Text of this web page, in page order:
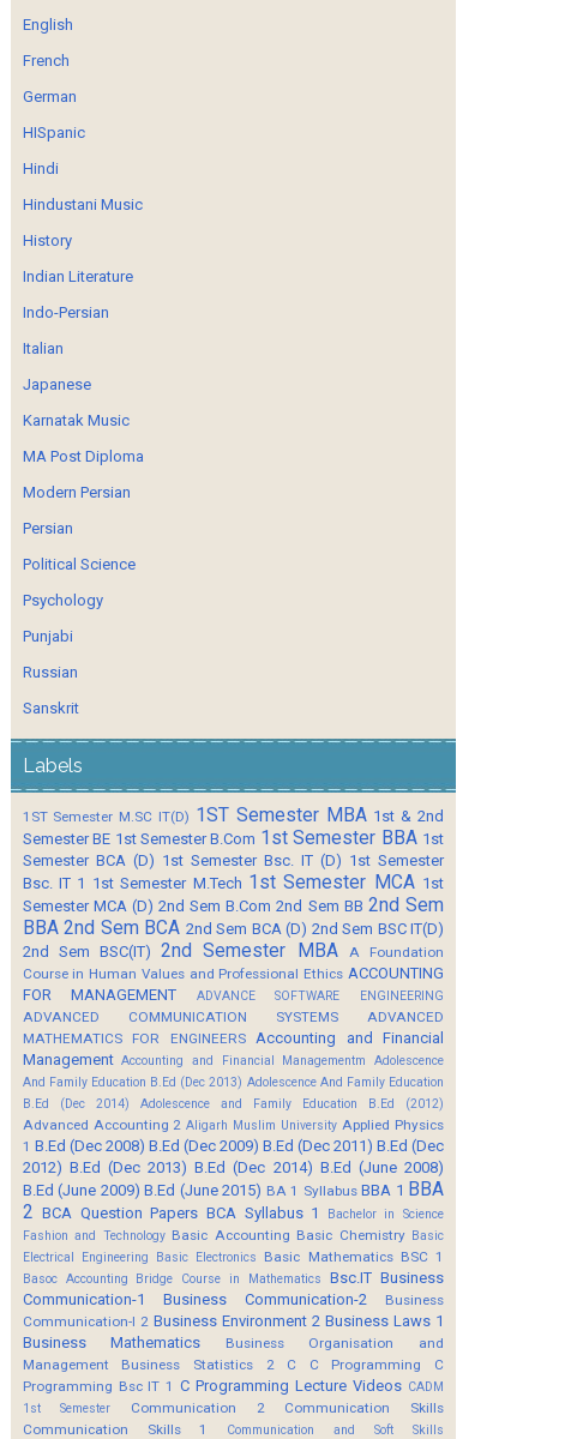
English
French
German
HISpanic
Hindi
Hindustani Music
History
Indian Literature
Indo-Persian
Italian
Japanese
Karnatak Music
MA Post Diploma
Modern Persian
Persian
Political Science
Psychology
Punjabi
Russian
Sanskrit
Labels
1ST Semester M.SC IT(D) 1ST Semester MBA 1st & 2nd
Semester BE 1st Semester B.Com 1st Semester BBA 1st
Semester BCA (D) 1st Semester Bsc. IT (D) 1st Semester
Bsc. IT 1 1st Semester M.Tech 1st Semester MCA 1st
Semester MCA (D) 2nd Sem B.Com 2nd Sem BB 2nd Sem
BBA 2nd Sem BCA 2nd Sem BCA (D) 2nd Sem BSC IT(D)
2nd Sem BSC(IT)
2nd Semester MBA
A Foundation
Course in Human Values and Professional Ethics ACCOUNTING
FOR MANAGEMENT
ADVANCE SOFTWARE ENGINEERING
ADVANCED COMMUNICATION SYSTEMS
ADVANCED
MATHEMATICS FOR ENGINEERS
Accounting and Financial
Management Accounting and Financial Managementm
Adolescence
And Family Education B.Ed (Dec 2013) Adolescence And Family Education
B.Ed (Dec 2014)
Adolescence and Family Education B.Ed (2012)
Advanced Accounting 2 Aligarh Muslim University Applied Physics
1 B.Ed (Dec 2008) B.Ed (Dec 2009) B.Ed (Dec 2011) B.Ed (Dec
2012) B.Ed (Dec 2013) B.Ed (Dec 2014) B.Ed (June 2008)
B.Ed (June 2009) B.Ed (June 2015) BA 1 Syllabus BBA 1 BBA
2 BCA Question Papers BCA Syllabus 1
Bachelor in Science
Fashion and Technology Basic Accounting Basic Chemistry Basic
Electrical Engineering
Basic Electronics Basic Mathematics BSC 1
Basoc Accounting Bridge Course in Mathematics Bsc.IT Business
Communication-1
Business Communication-2
Business
Communication-I 2 Business Environment 2 Business Laws 1
Business Mathematics
Business Organisation and
Management
Business Statistics 2 C C Programming
C
Programming Bsc IT 1 C Programming Lecture Videos CADM
1st Semester
Communication 2
Communication Skills
Communication Skills 1
Communication and Soft Skills